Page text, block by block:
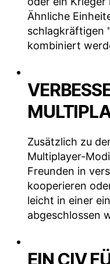
Ähnliche
schlagkräftigen
kombiniert
Zusätzlich zu
Multiplayer-
Freunden in
kooperieren
leicht in einer
abgeschlossen
EIN CIV